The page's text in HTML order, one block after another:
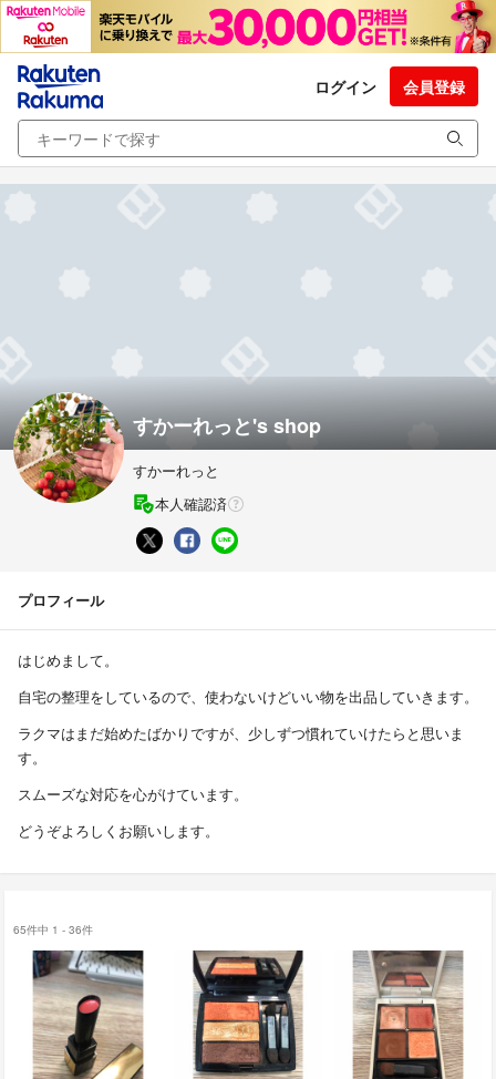
ログイン 会員登録
すかーれっと's shop
すかーれっと
本人確認済
プロフィール
はじめまして。
自宅の整理をしているので、使わないけどいい物を出品していきます。
ラクマはまだ始めたばかりですが、少しずつ慣れていけたらと思いま
す。
スムーズな対応を心がけています。
どうぞよろしくお願いします。
65件中 1 - 36件